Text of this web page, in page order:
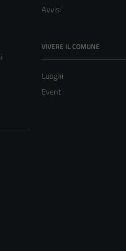
Avvisi
VIVERE IL COMUNE
Luoghi
Eventi